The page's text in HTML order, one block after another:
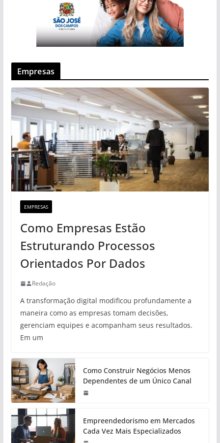
Empresas
EMPRESAS
Como Empresas Estão
Estruturando Processos
Orientados Por Dados
Redação
A transformação digital modificou profundamente a
maneira como as empresas tomam decisões,
gerenciam equipes e acompanham seus resultados.
Em um
Como Construir Negócios Menos
Dependentes de um Único Canal
Empreendedorismo em Mercados
Cada Vez Mais Especializados